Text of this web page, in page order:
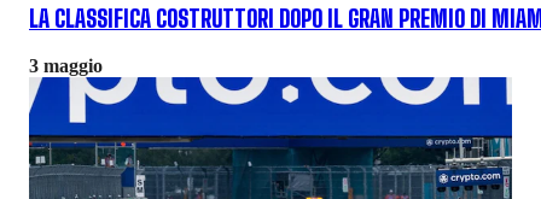
LA CLASSIFICA COSTRUTTORI DOPO IL GRAN PREMIO DI
3 maggio